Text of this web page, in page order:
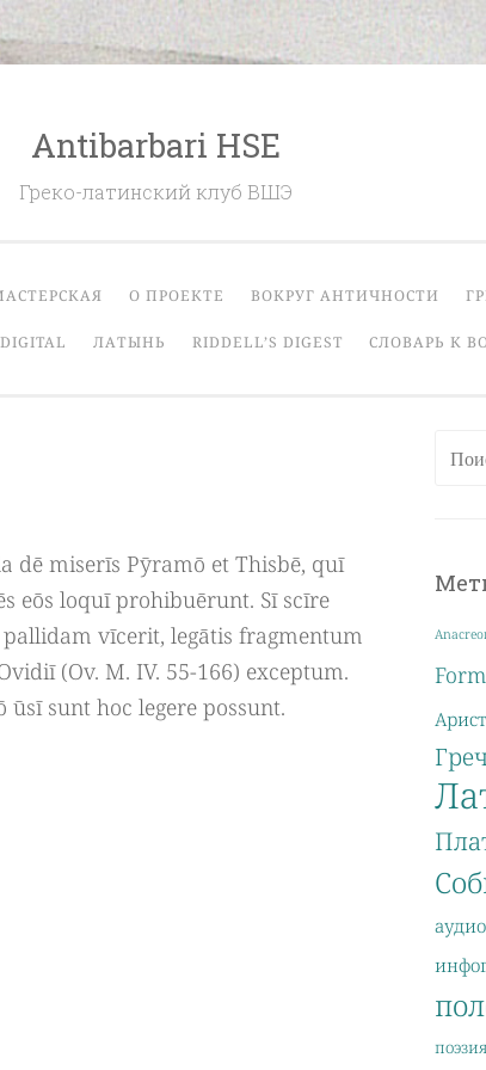
Antibarbari HSE
Греко-латинский клуб ВШЭ
О ПРОЕКТЕ ВОКРУГ АНТИЧНОСТИ
ЛАТЫНЬ RIDDELL’S DIGEST СЛОВАРЬ К
dē miserīs Pȳramō et Thisbē, quī
eōs loquī prohibuērunt. Sī scīre
vīcerit, legātis fragmentum
(Ov. M. IV. 55-166) exceptum.
sunt hoc legere possunt.
Найти:
поэзия